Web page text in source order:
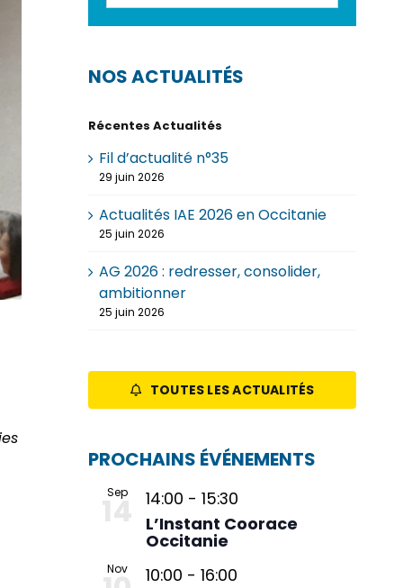
NOS ACTUALITÉS
Récentes Actualités
Fil d’actualité n°35
29 juin 2026
Actualités IAE 2026 en Occitanie
25 juin 2026
AG 2026 : redresser, consolider,
ambitionner
25 juin 2026
TOUTES LES ACTUALITÉS
PROCHAINS ÉVÉNEMENTS
Sep
14 14:00 -15:30
L’Instant Coorace
Occitanie
Nov 10:00 -16:00